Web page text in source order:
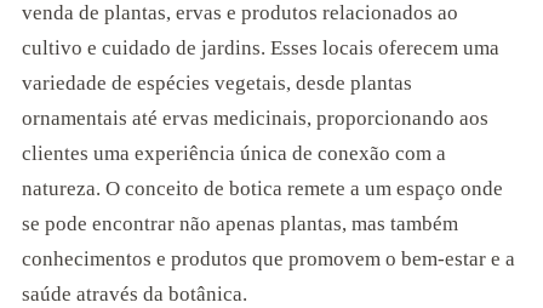
venda de plantas, ervas e produtos relacionados ao
cultivo e cuidado de jardins. Esses locais oferecem uma
variedade de espécies vegetais, desde plantas
ornamentais até ervas medicinais, proporcionando aos
clientes uma experiência única de conexão com a
natureza. O conceito de botica remete a um espaço onde
se pode encontrar não apenas plantas, mas também
conhecimentos e produtos que promovem o bem-estar e a
saúde através da botânica.